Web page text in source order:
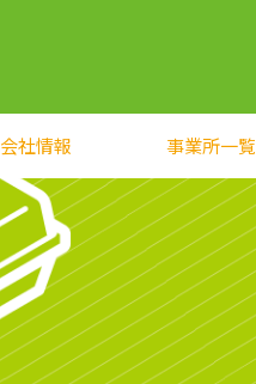
会社情報 事業所一覧